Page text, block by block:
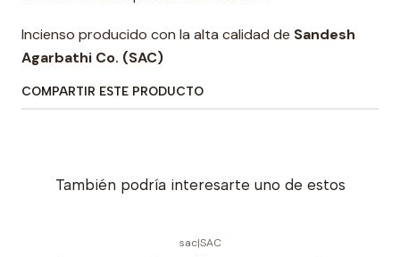
Incienso producido con la alta calidad de Sandesh
Agarbathi Co. (SAC)
COMPARTIR ESTE PRODUCTO
También podría interesarte uno de estos
sac|SAC